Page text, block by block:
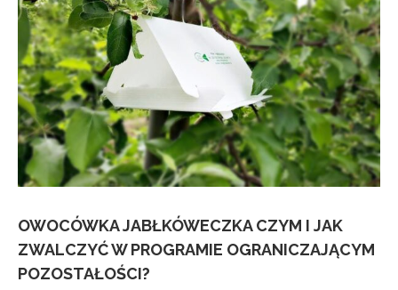
OWOCÓWKA JABŁKÓWECZKA CZYM I JAK
ZWALCZYĆ W PROGRAMIE OGRANICZAJĄCYM
POZOSTAŁOŚCI?